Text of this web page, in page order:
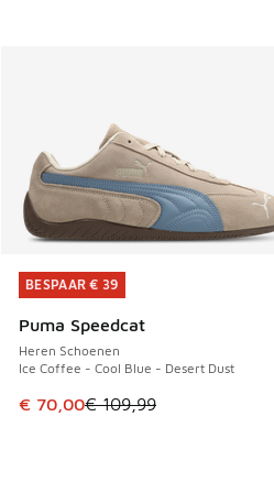
BESPAAR € 39
Puma Speedcat
Heren Schoenen
Ice Coffee - Cool Blue - Desert Dust
Dit artikel is in de uitverkoop.
€ 70,00€ 109,99
BESPAAR € 39